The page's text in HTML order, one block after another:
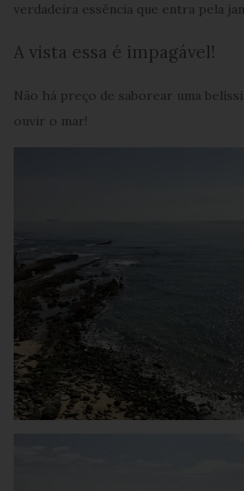
verdadeira essência que entra pela
A vista essa é impagável!
Não há preço de saborear uma
ouvir o mar!